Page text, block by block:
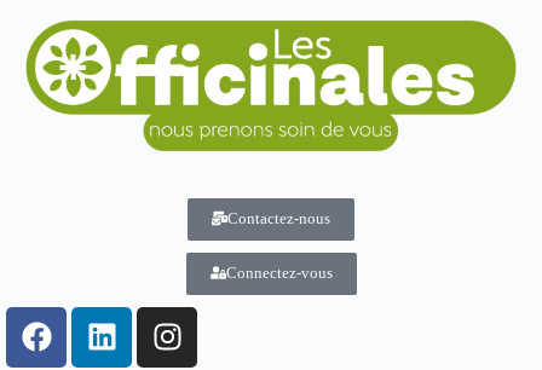
Contactez-nous
Connectez-vous